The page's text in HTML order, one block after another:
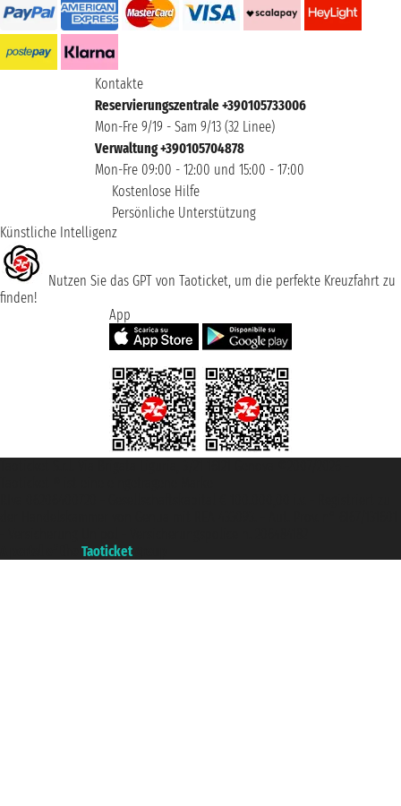
Kontakte
Reservierungszentrale +390105733006
Mon-Fre 9/19 - Sam 9/13 (32 Linee)
Verwaltung +390105704878
Mon-Fre 09:00 - 12:00 und 15:00 - 17:00
Kostenlose Hilfe
Persönliche Unterstützung
Künstliche Intelligenz
Nutzen Sie das GPT von Taoticket, um die perfekte Kreuzfahrt zu
finden!
App
Taoticket